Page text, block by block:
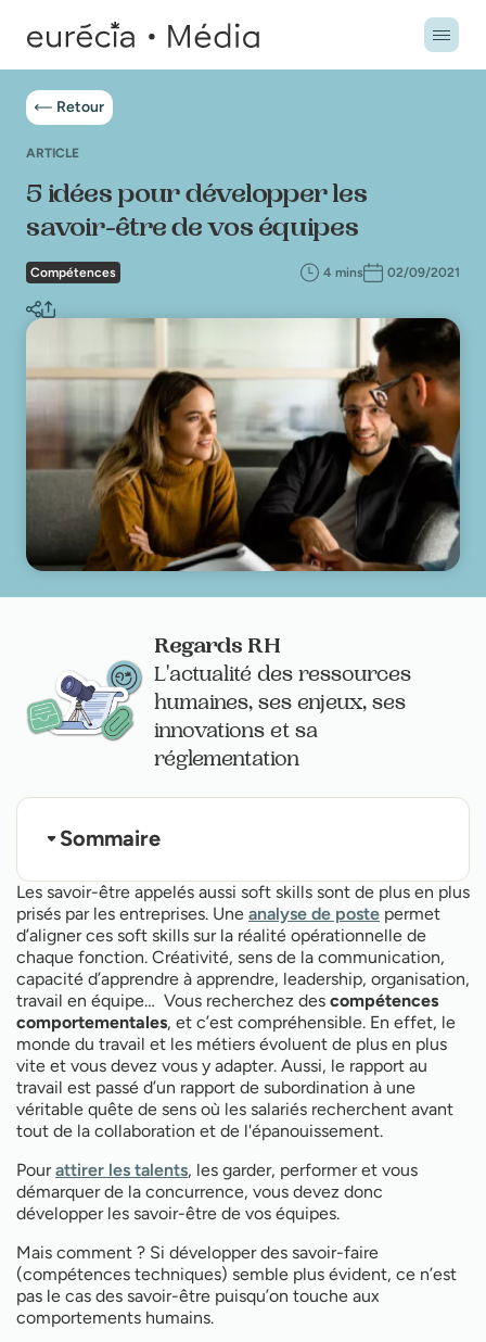
Retour
ARTICLE
5 idées pour développer les
savoir-être de vos équipes
Compétences 4 mins 02/09/2021
Les savoir-être appelés aussi soft skills sont de plus en plus
prisés par les entreprises. Une analyse de poste permet
d’aligner ces soft skills sur la réalité opérationnelle de
chaque fonction. Créativité, sens de la communication,
capacité d’apprendre à apprendre, leadership, organisation,
travail en équipe… Vous recherchez des compétences
comportementales, et c’est compréhensible. En effet, le
monde du travail et les métiers évoluent de plus en plus
vite et vous devez vous y adapter. Aussi, le rapport au
travail est passé d’un rapport de subordination à une
véritable quête de sens où les salariés recherchent avant
tout de la collaboration et de l'épanouissement.
Pourattirer les talents, les garder, performer et vous
démarquer de la concurrence, vous devez donc
développer les savoir-être de vos équipes.
Mais comment ? Si développer des savoir-faire
(compétences techniques) semble plus évident, ce n’est
pas le cas des savoir-être puisqu’on touche aux
comportements humains.
Regards RH
L'actualité des ressources
humaines, ses enjeux, ses
innovations et sa
réglementation
Sommaire
#1 - Définir le contexte
#2 - Mettre en place une culture du feedback
#3 - Pratiquer, expérimenter, corriger !
#4 - Faire témoigner des intervenants externes
#5 - Donner du temps pour la formation